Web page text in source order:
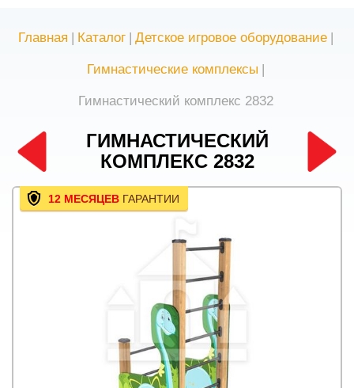
Главная | Каталог | Детское игровое оборудование |
Гимнастические комплексы |
Гимнастический комплекс 2832
ГИМНАСТИЧЕСКИЙ
КОМПЛЕКС 2832
12 МЕСЯЦЕВ ГАРАНТИИ